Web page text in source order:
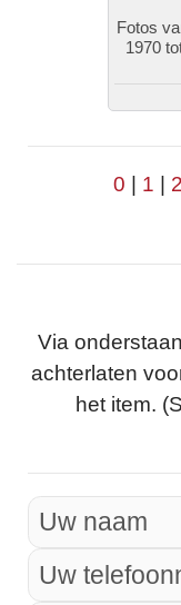
Fotos
1970
0 | 1 | 2
Via
achterlaten
het item.